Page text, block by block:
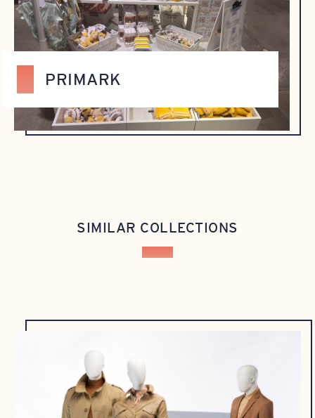
PRIMARK
SIMILAR COLLECTIONS